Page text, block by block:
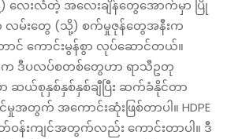
) လေးလံတဲ့ အလေးချိန်တွေအောက်မှာ ပြို
လမ်းတွေ (သို့) စက်မှုဇုန်တွေအနီးက
င် ကောင်းမွန်စွာ လုပ်ဆောင်တယ်။
က ဒီပလပ်စတစ်တွေဟာ ရာသီဥတု
ာ ဆယ်စုနှစ်နှစ်နှစ်ချီပြီး ဆက်ခံနိုင်တာ
အတွက် အကောင်းဆုံးဖြစ်တာပါ။ HDPE
ဝန်းကျင်အတွက်လည်း ကောင်းတာပါ။ ဒီ